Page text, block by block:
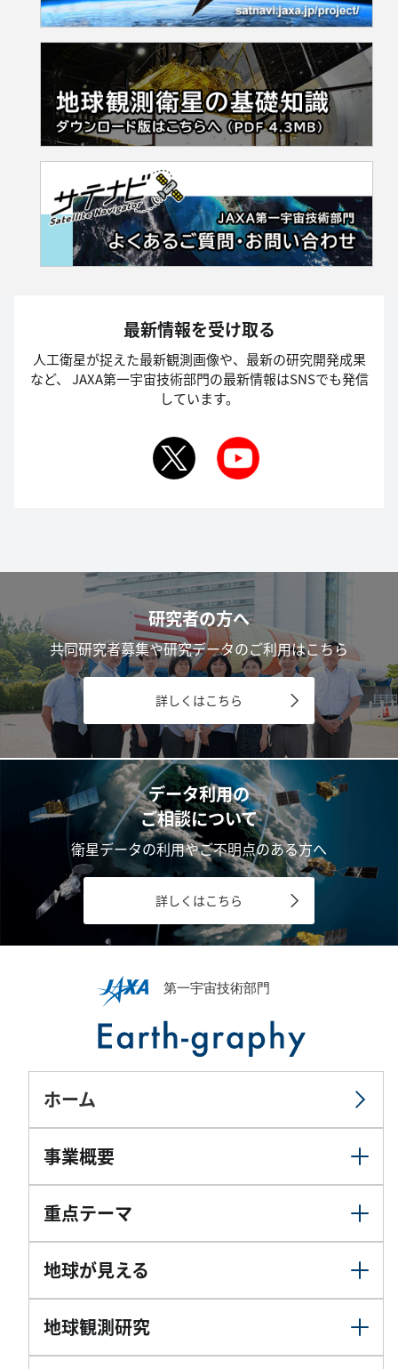
最新情報を受け取る
人工衛星が捉えた最新観測画像や、最新の研究開発成果
など、
JAXA第一宇宙技術部門の最新情報はSNSでも発信
しています。
研究者の方へ
共同研究者募集や研究データのご利用はこちら
詳しくはこちら
データ利用の
ご相談について
衛星データの利用やご不明点のある方へ
詳しくはこちら
ホーム
事業概要
重点テーマ
地球が見える
地球観測研究